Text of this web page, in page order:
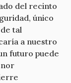
del recinto
único
tal
a nuestro
futuro puede